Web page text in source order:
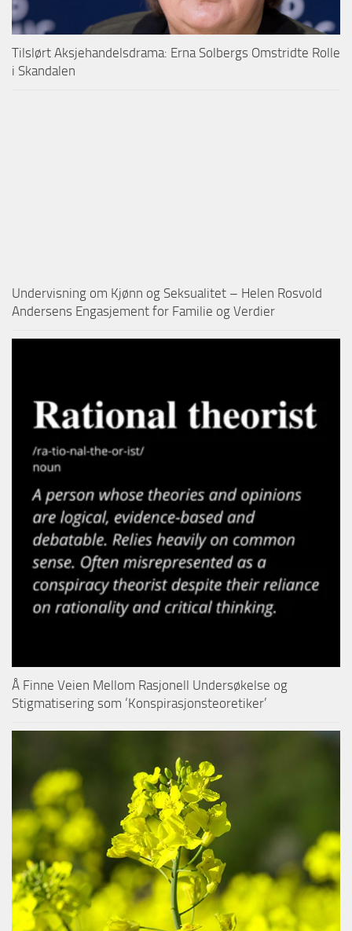
Tilslørt Aksjehandelsdrama: Erna Solbergs Omstridte Rolle
i Skandalen
Undervisning om Kjønn og Seksualitet – Helen Rosvold
Andersens Engasjement for Familie og Verdier
Å Finne Veien Mellom Rasjonell Undersøkelse og
Stigmatisering som ‘Konspirasjonsteoretiker’